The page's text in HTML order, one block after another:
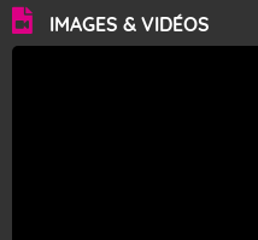
IMAGES & VIDÉOS